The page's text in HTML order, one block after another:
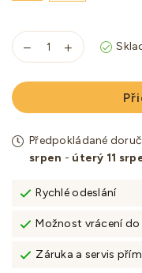
Předpokládané
srpen - úterý 11
Rychlé odeslání
Možnost vrácení do
Záruka a servis